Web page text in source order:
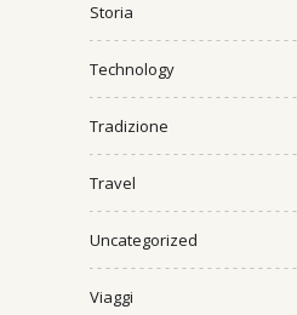
Storia
Technology
Tradizione
Travel
Uncategorized
Viaggi